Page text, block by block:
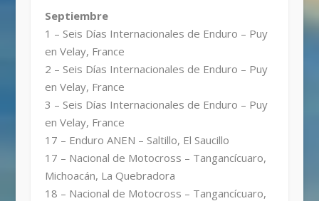
Septiembre
1 – Seis Días Internacionales de Enduro – Puy
en Velay, France
2 – Seis Días Internacionales de Enduro – Puy
en Velay, France
3 – Seis Días Internacionales de Enduro – Puy
en Velay, France
17 – Enduro ANEN – Saltillo, El Saucillo
17 – Nacional de Motocross – Tangancícuaro,
Michoacán, La Quebradora
18 – Nacional de Motocross – Tangancícuaro,